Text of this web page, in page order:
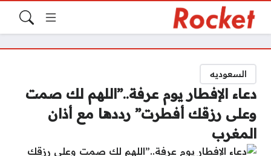
السعوديه
دعاء الإفطار يوم عرفة..”اللهم لك صمت
وعلى رزقك أفطرت” رددها مع أذان
المغرب